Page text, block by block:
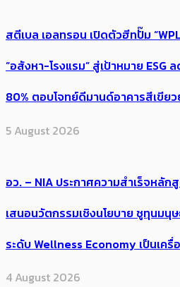
สตีเบล เอลทรอน เปิดตัวฮีทปั๊ม
“อสังหา-โรงแรม” สู่เป้าหมาย ESG
80% ตอบโจทย์ดีมานด์อาคารสีเขีย
5 August 2026
อว. – NIA ประกาศความสำเร็จหลัก
เสนอนวัตกรรมเชิงนโยบาย ชูทุนม
ระดับ Wellness Economy เป็นเครื่
4 August 2026